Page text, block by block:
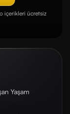
içerikleri ücretsiz
Yaşam